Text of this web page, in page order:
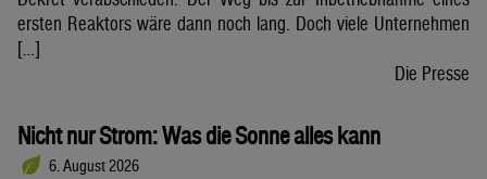
ersten Reaktors wäre dann noch lang. Doch viele Unternehmen
[…]
Die Presse
Nicht nur Strom: Was die Sonne alles kann
6. August 2026